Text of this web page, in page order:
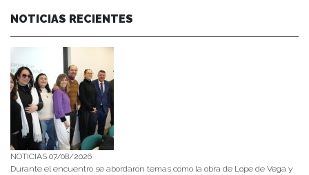
NOTICIAS RECIENTES
NOTICIAS 07/08/2026
Durante el encuentro se abordaron temas como la obra de Lope de Vega y